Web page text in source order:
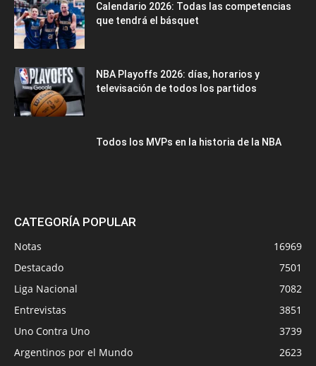
Calendario 2026: Todas las competencias
que tendrá el básquet
NBA Playoffs 2026: días, horarios y
televisación de todos los partidos
Todos los MVPs en la historia de la NBA
CATEGORÍA POPULAR
Notas
16969
Destacado
7501
Liga Nacional
7082
Entrevistas
3851
Uno Contra Uno
3739
Argentinos por el Mundo
2623